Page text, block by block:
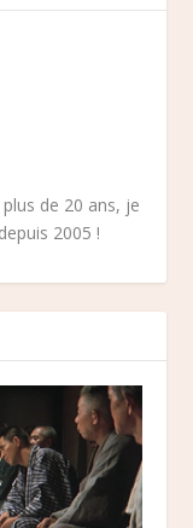
de 20 ans, je
2005 !